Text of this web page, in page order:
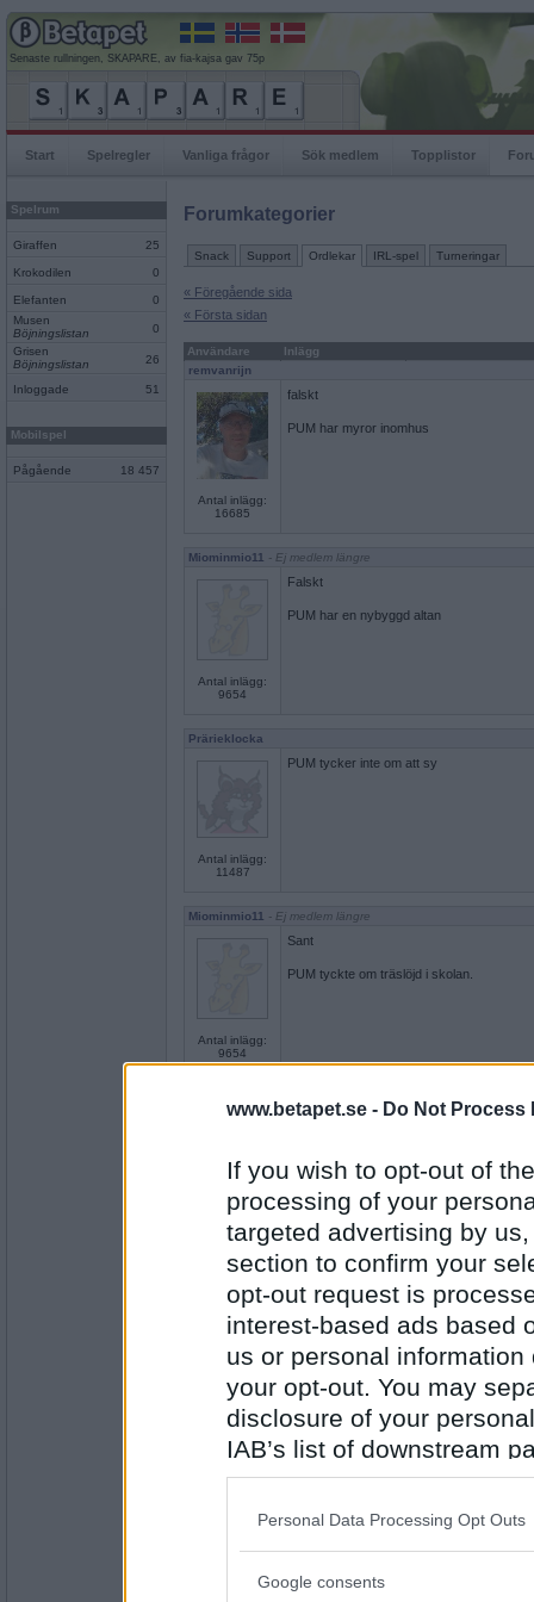
www.betapet.se - Do Not Process
If you wish to opt-out of
processing of your
targeted advertising by
section to confirm your
opt-out request is
interest-based ads based
us or personal
your opt-out. You may
disclosure of your
IAB’s list of downstream
also be disclosed by us
Downstream Participants
Please note that this
Personal Data Processing Opt Outs
Google consents
Senaste rullningen, SKAPARE, av fia-kajsa gav 75p
Start Spelregler Vanliga frågor Sök medlem Topplistor
Spelrum
Giraffen 25
Krokodilen 0
Elefanten
0
Musen
Böjningslistan
0
Grisen
Böjningslistan
26
Inloggade 51
Mobilspel
Pågående 18 457
Forumkategorier
Snack Support Ordlekar IRL-spel Turneringar
« Föregående sida
« Första sidan
Användare
Inlägg
remvanrijn
Antal inlägg:
16685
falskt
PUM har myror inomhus
Miominmio11 - Ej medlem längre
Antal inlägg:
9654
Falskt
PUM har en nybyggd altan
Prärieklocka
Antal inlägg:
11487
PUM tycker inte om att sy
Miominmio11 - Ej medlem längre
Antal inlägg:
9654
Sant
PUM tyckte om träslöjd i skolan.
Antal inlägg:
22535
Antal inlägg:
9654
PUM planerar sina rabatter i trädgården